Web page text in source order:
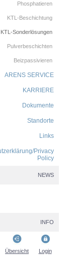
Phosphatieren
KTL-Beschichtung
KTL-Sonderlösungen
Pulverbeschichten
Beizpassivieren
ARENS SERVICE
KARRIERE
Dokumente
Standorte
Links
Privacy
Policy
NEWS
INFO
Übersicht Login